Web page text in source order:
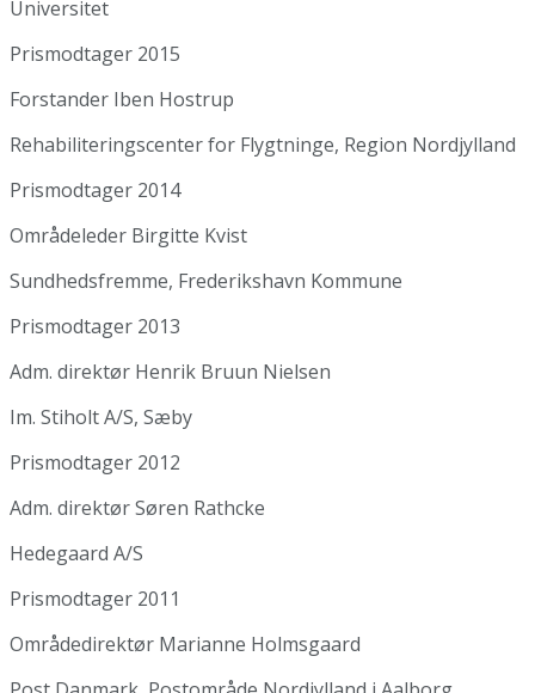
Universitet
Prismodtager 2015
Forstander Iben Hostrup
Rehabiliteringscenter for Flygtninge, Region Nordjylland
Prismodtager 2014
Områdeleder Birgitte Kvist
Sundhedsfremme, Frederikshavn Kommune
Prismodtager 2013
Adm. direktør Henrik Bruun Nielsen
Im. Stiholt A/S, Sæby
Prismodtager 2012
Adm. direktør Søren Rathcke
Hedegaard A/S
Prismodtager 2011
Områdedirektør Marianne Holmsgaard